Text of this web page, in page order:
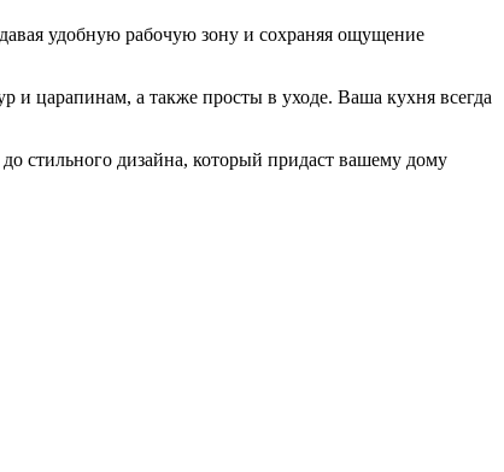
удобную рабочую зону и сохраняя ощущение
и царапинам, а также просты в уходе. Ваша кухня всегда
стильного дизайна, который придаст вашему дому